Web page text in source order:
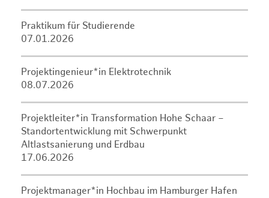
Praktikum für Studierende
07.01.2026
Projektingenieur*in Elektrotechnik
08.07.2026
Projektleiter*in Transformation Hohe Schaar –
Standortentwicklung mit Schwerpunkt
Altlastsanierung und Erdbau
17.06.2026
Projektmanager*in Hochbau im Hamburger Hafen